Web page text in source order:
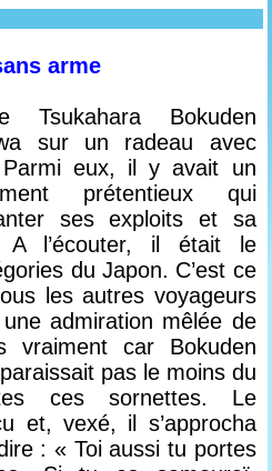
arme
Tsukahara Bokuden
sur un radeau avec
Parmi eux, il y avait un
prétentieux qui
ses exploits et sa
A l’écouter, il était le
du Japon. C’est ce
les autres voyageurs
admiration mêlée de
vraiment car Bokuden
pas le moins du
ces sornettes. Le
et, vexé, il s’approcha
: « Toi aussi tu portes